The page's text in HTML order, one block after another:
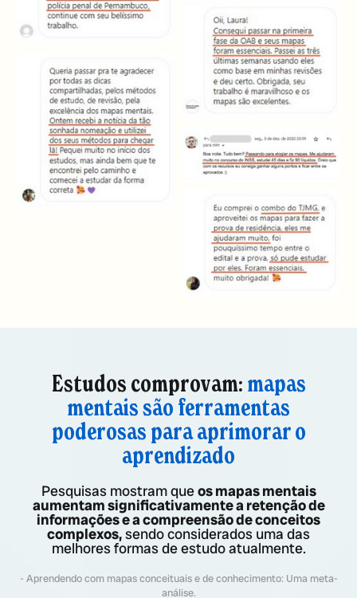
Estudos comprovam: mapas
mentais são ferramentas
poderosas para aprimorar o
aprendizado
Pesquisas mostram queos mapas mentais
aumentam significativamente a retenção de
informações e a compreensão de conceitos
complexos,sendo considerados uma das
melhores formas de estudo atualmente.
- Aprendendo com mapas conceituais e de conhecimento: Uma meta-
análise.